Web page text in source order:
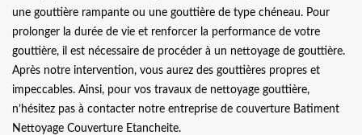
une gouttière rampante ou une gouttière de type chéneau. Pour
prolonger la durée de vie et renforcer la performance de votre
gouttière, il est nécessaire de procéder à un nettoyage de gouttière.
Après notre intervention, vous aurez des gouttières propres et
impeccables. Ainsi, pour vos travaux de nettoyage gouttière,
n’hésitez pas à contacter notre entreprise de couverture Batiment
Nettoyage Couverture Etancheite.